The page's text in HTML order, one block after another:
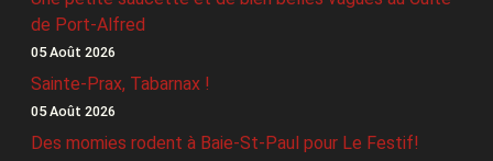
de Port-Alfred
05 Août 2026
Sainte-Prax, Tabarnax !
05 Août 2026
Des momies rodent à Baie-St-Paul pour Le Festif!